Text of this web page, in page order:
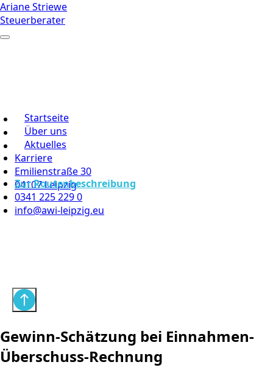
Ariane Striewe
Steuerberater
Startseite
Über uns
Aktuelles
Karriere
Emilienstraße 30
04107 Leipzig
Zur Routenbeschreibung
0341 225 229 0
info@awi-leipzig.eu
Gewinn-Schätzung bei Einnahmen-
Überschuss-Rechnung